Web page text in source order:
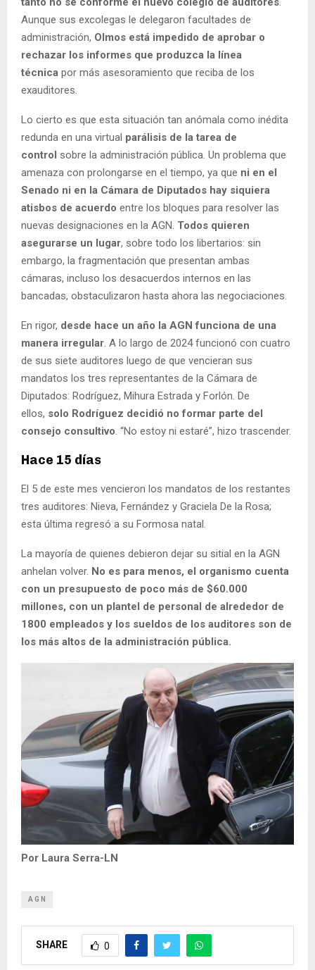
Aunque sus excolegas le delegaron facultades de
administración, Olmos está impedido de aprobar o
rechazar los informes que produzca la línea
técnica por más asesoramiento que reciba de los
exauditores.
Lo cierto es que esta situación tan anómala como inédita
redunda en una virtual parálisis de la tarea de
control sobre la administración pública. Un problema que
amenaza con prolongarse en el tiempo, ya que ni en el
Senado ni en la Cámara de Diputados hay siquiera
atisbos de acuerdo entre los bloques para resolver las
nuevas designaciones en la AGN. Todos quieren
asegurarse un lugar, sobre todo los libertarios: sin
embargo, la fragmentación que presentan ambas
cámaras, incluso los desacuerdos internos en las
bancadas, obstaculizaron hasta ahora las negociaciones.
En rigor, desde hace un año la AGN funciona de una
manera irregular. A lo largo de 2024 funcionó con cuatro
de sus siete auditores luego de que vencieran sus
mandatos los tres representantes de la Cámara de
Diputados: Rodríguez, Mihura Estrada y Forlón. De
ellos, solo Rodríguez decidió no formar parte del
consejo consultivo. “No estoy ni estaré”, hizo trascender.
Hace 15 días
El 5 de este mes vencieron los mandatos de los restantes
tres auditores: Nieva, Fernández y Graciela De la Rosa;
esta última regresó a su Formosa natal.
La mayoría de quienes debieron dejar su sitial en la AGN
anhelan volver. No es para menos, el organismo cuenta
con un presupuesto de poco más de $60.000
millones, con un plantel de personal de alrededor de
1800 empleados y los sueldos de los auditores son de
los más altos de la administración pública.
Por Laura Serra-LN
A G N
SHARE 0